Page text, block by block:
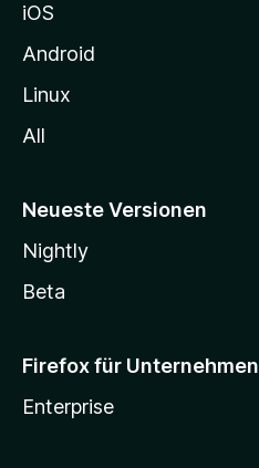
e
n
iOS
Android
Linux
All
Neueste Versionen
Nightly
Beta
Firefox für Unternehmen
Enterprise